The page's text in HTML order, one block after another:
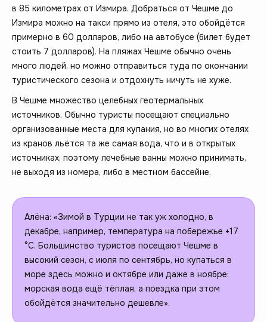
в 85 километрах от Измира. Добраться от Чешме до
Измира можно на такси прямо из отеля, это обойдётся
примерно в 60 долларов, либо на автобусе (билет будет
стоить 7 долларов). На пляжах Чешме обычно очень
много людей, но можно отправиться туда по окончании
туристического сезона и отдохнуть ничуть не хуже.
В Чешме множество целебных геотермальных
источников. Обычно туристы посещают специально
организованные места для купания, но во многих отелях
из кранов льётся та же самая вода, что и в открытых
источниках, поэтому лечебные ванны можно принимать,
не выходя из номера, либо в местном бассейне.
Алёна: «Зимой в Турции не так уж холодно, в
декабре, например, температура на побережье +17
°C. Большинство туристов посещают Чешме в
высокий сезон, с июля по сентябрь, но купаться в
море здесь можно и октябре или даже в ноябре:
морская вода ещё тёплая, а поездка при этом
обойдётся значительно дешевле».